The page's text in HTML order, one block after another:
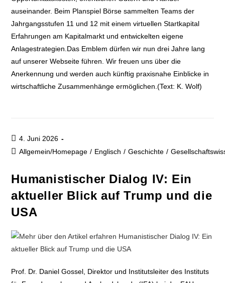
auseinander. Beim Planspiel Börse sammelten Teams der
Jahrgangsstufen 11 und 12 mit einem virtuellen Startkapital
Erfahrungen am Kapitalmarkt und entwickelten eigene
Anlagestrategien.Das Emblem dürfen wir nun drei Jahre lang
auf unserer Webseite führen. Wir freuen uns über die
Anerkennung und werden auch künftig praxisnahe Einblicke in
wirtschaftliche Zusammenhänge ermöglichen.(Text: K. Wolf)
4. Juni 2026
Allgemein/Homepage / Englisch / Geschichte /
Humanistischer Dialog IV: Ein
aktueller Blick auf Trump und die
USA
Prof. Dr. Daniel Gossel, Direktor und Institutsleiter des Instituts